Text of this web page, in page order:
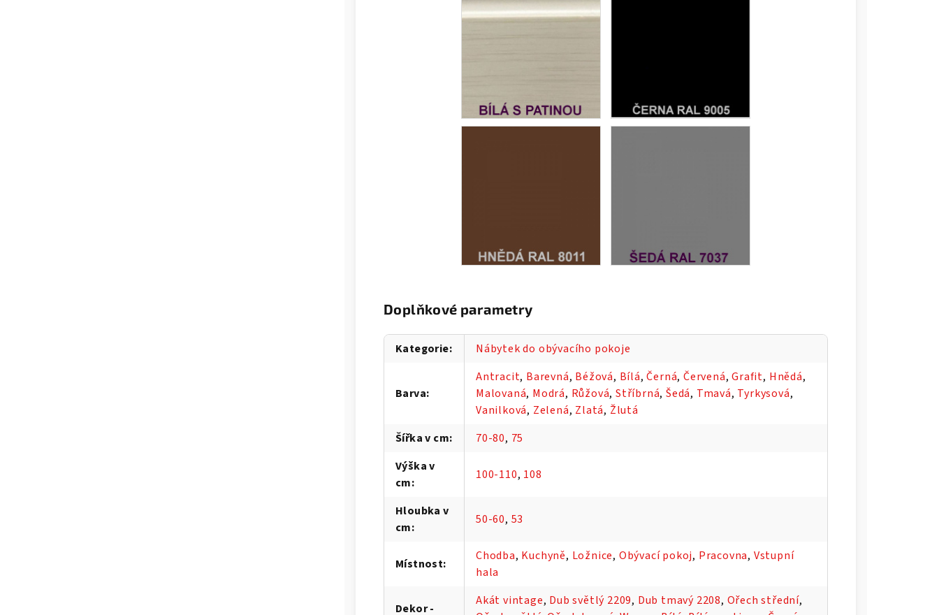
Doplňkové parametry
Kategorie: Nábytek do obývacího pokoje
Barva:
Antracit, Barevná, Béžová, Bílá,Černá,Červená,Grafit, Hnědá,
Malovaná, Modrá, Růžová,Stříbrná,Šedá, Tmavá, Tyrkysová,
Vanilková, Zelená, Zlatá, Žlutá
Šířka v cm: 70-80, 75
Výška v
cm:
100-110, 108
Hloubka v
cm:
50-60, 53
Místnost:
Chodba, Kuchyně, Ložnice, Obývací pokoj, Pracovna, Vstupní
hala
Dekor -
Akát vintage, Dub světlý 2209, Dub tmavý 2208, Ořech střední,